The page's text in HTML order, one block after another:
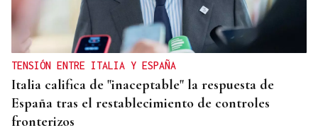
TENSIÓN ENTRE ITALIA Y ESPAÑA
Italia califica de "inaceptable" la respuesta de
España tras el restablecimiento de controles
fronterizos